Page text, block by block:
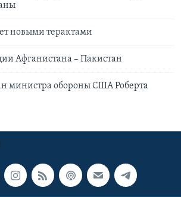
новыми терактами
Афганистана – Пакистан
министра обороны США Роберта